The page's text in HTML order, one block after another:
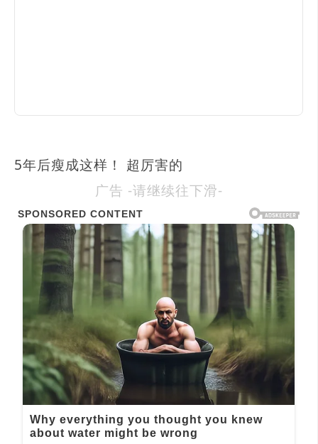
5年后瘦成这样！ 超厉害的
广告 -请继续往下滑-